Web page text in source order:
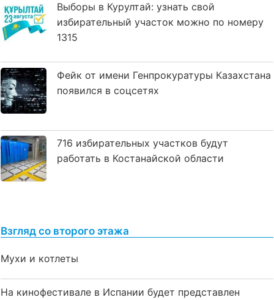
Выборы в Курултай: узнать свой
избирательный участок можно по номеру
1315
Фейк от имени Генпрокуратуры Казахстана
появился в соцсетях
716 избирательных участков будут
работать в Костанайской области
Взгляд со второго этажа
Мухи и котлеты
На кинофестивале в Испании будет представлен